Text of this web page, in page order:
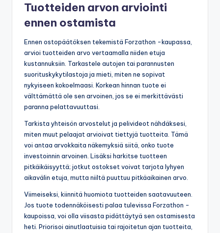
Tuotteiden arvon arviointi
ennen ostamista
Ennen ostopäätöksen tekemistä Forzathon -kaupassa,
arvioi tuotteiden arvo vertaamalla niiden etuja
kustannuksiin. Tarkastele autojen tai parannusten
suorituskykytilastoja ja mieti, miten ne sopivat
nykyiseen kokoelmaasi. Korkean hinnan tuote ei
välttämättä ole sen arvoinen, jos se ei merkittävästi
paranna pelattavuuttasi.
Tarkista yhteisön arvostelut ja pelivideot nähdäksesi,
miten muut pelaajat arvioivat tiettyjä tuotteita. Tämä
voi antaa arvokkaita näkemyksiä siitä, onko tuote
investoinnin arvoinen. Lisäksi harkitse tuotteen
pitkäikäisyyttä; jotkut ostokset voivat tarjota lyhyen
aikavälin etuja, mutta niiltä puuttuu pitkäaikainen arvo.
Viimeiseksi, kiinnitä huomiota tuotteiden saatavuuteen.
Jos tuote todennäköisesti palaa tulevissa Forzathon -
kaupoissa, voi olla viisasta pidättäytyä sen ostamisesta
heti. Priorisoi ainutlaatuisia tai rajoitetun ajan tuotteita,